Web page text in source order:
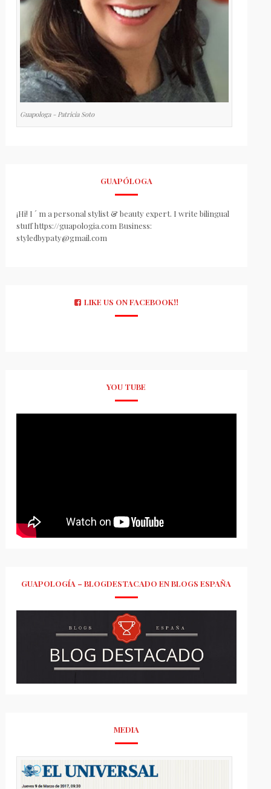
Guapologa - Patricia Soto
GUAPÓLOGA
¡Hi! I ´ m a personal stylist & beauty expert. I write bilingual
stuff https://guapologia.com Business:
styledbypaty@gmail.com
LIKE US ON FACEBOOK!!
YOU TUBE
GUAPOLOGÍA – BLOGDESTACADO EN BLOGS ESPAÑA
MEDIA